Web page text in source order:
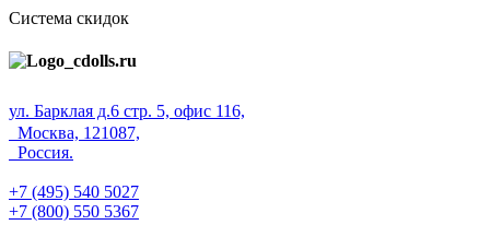
Система скидок
ул. Барклая д.6 стр. 5, офис 116,
Москва, 121087,
Россия.
+7 (495) 540 5027
+7 (800) 550 5367